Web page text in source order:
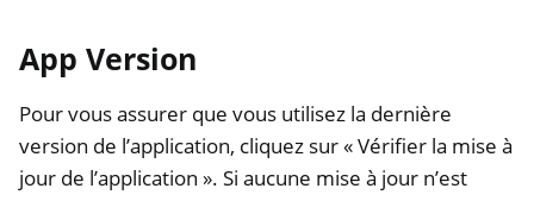
App Version
Pour vous assurer que vous utilisez la dernière
version de l’application, cliquez sur « Vérifier la mise à
jour de l’application ». Si aucune mise à jour n’est